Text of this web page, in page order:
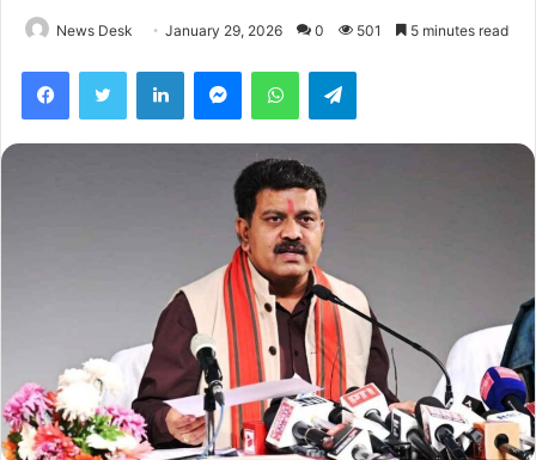
News Desk January 29, 2026 0 501 5 minutes read